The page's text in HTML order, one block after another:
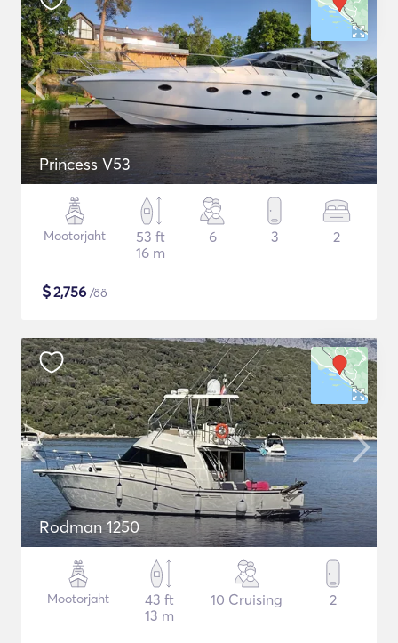
Princess V53
Mootorjaht
53 ft
16 m
6 3 2
$2,756 /öö
Rodman 1250
Mootorjaht
43 ft
13 m
10 Cruising 2